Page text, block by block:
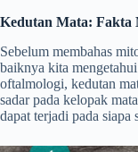
Kedutan Mata: Fakta
Sebelum membahas
baiknya kita
oftalmologi, kedutan
sadar pada kelopak
dapat terjadi pada siapa